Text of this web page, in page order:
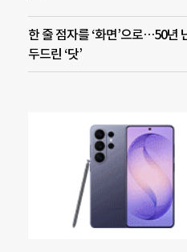
한 줄 점자를 ‘화면’으로…50년
두드린 ‘닷’